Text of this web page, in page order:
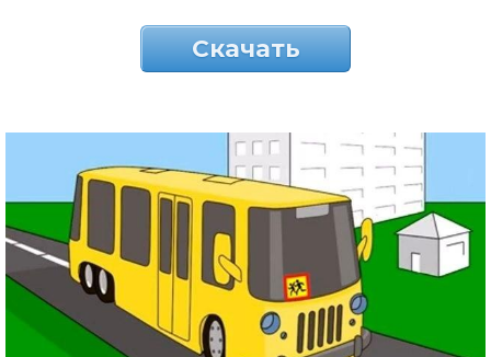
Скачать